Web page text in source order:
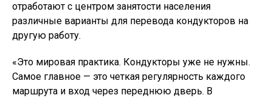
отработают с центром занятости населения
различные варианты для перевода кондукторов на
другую работу.
«Это мировая практика. Кондукторы уже не нужны.
Самое главное — это четкая регулярность каждого
маршрута и вход через переднюю дверь. В